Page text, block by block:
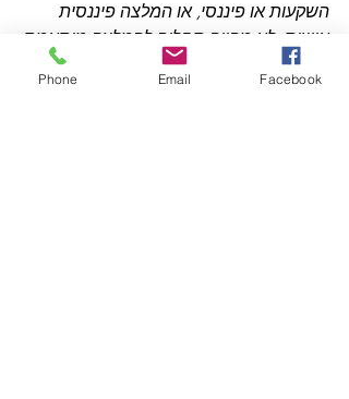
השקעות או פיננסי, או המלצה פיננסית
אישית. לא מהווה תחליף להמלצה מותאמת
אישית
Phone Email Facebook